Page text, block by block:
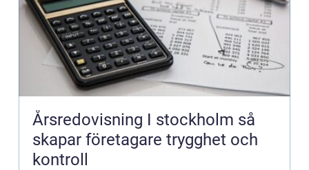
Årsredovisning I stockholm så
skapar företagare trygghet och
kontroll